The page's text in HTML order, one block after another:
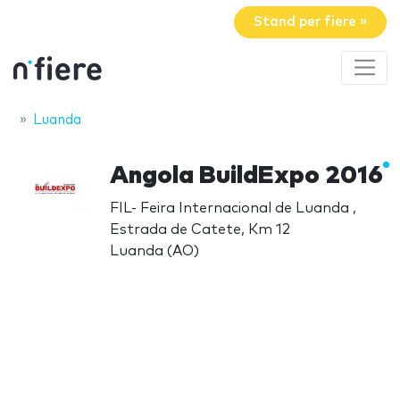
Stand per fiere »
Luanda
Angola BuildExpo 2016
FIL- Feira Internacional de Luanda ,
Estrada de Catete, Km 12
Luanda (AO)